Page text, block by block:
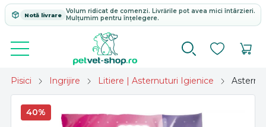
Notă livrare
Volum ridicat de comenzi. Livrările pot avea mici întârzieri.
Mulțumim pentru înțelegere.
Pisici Ingrijire Litiere | Asternuturi Igienice
40%